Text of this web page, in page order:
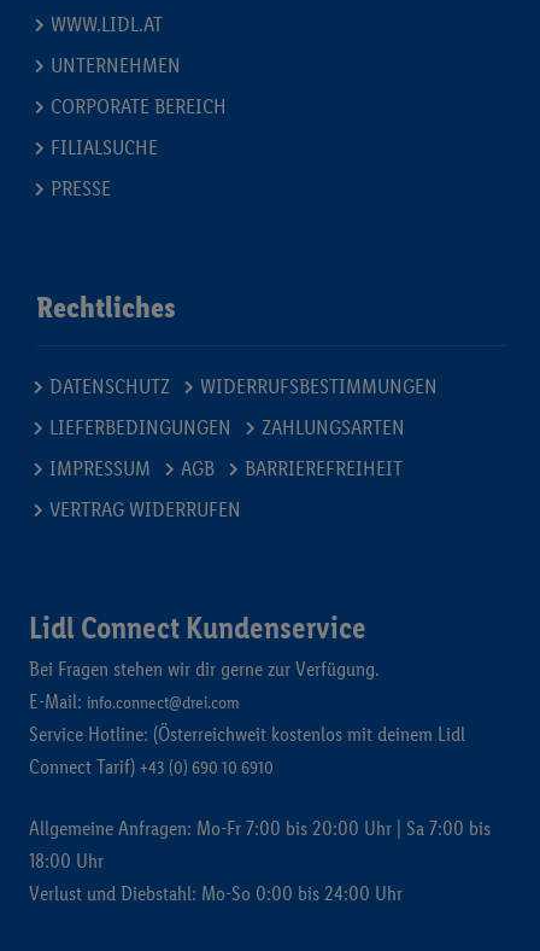
WWW.LIDL.AT
UNTERNEHMEN
CORPORATE BEREICH
FILIALSUCHE
PRESSE
Rechtliches
DATENSCHUTZ
WIDERRUFSBESTIMMUNGEN
LIEFERBEDINGUNGEN
ZAHLUNGSARTEN
IMPRESSUM
AGB
BARRIEREFREIHEIT
VERTRAG WIDERRUFEN
Lidl Connect Kundenservice
Bei Fragen stehen wir dir gerne zur Verfügung.
E-Mail: info.connect@drei.com
Service Hotline: (Österreichweit kostenlos mit deinem Lidl
Connect Tarif) +43 (0) 690 10 6910
Allgemeine Anfragen: Mo-Fr 7:00 bis 20:00 Uhr | Sa 7:00 bis
18:00 Uhr
Verlust und Diebstahl: Mo-So 0:00 bis 24:00 Uhr